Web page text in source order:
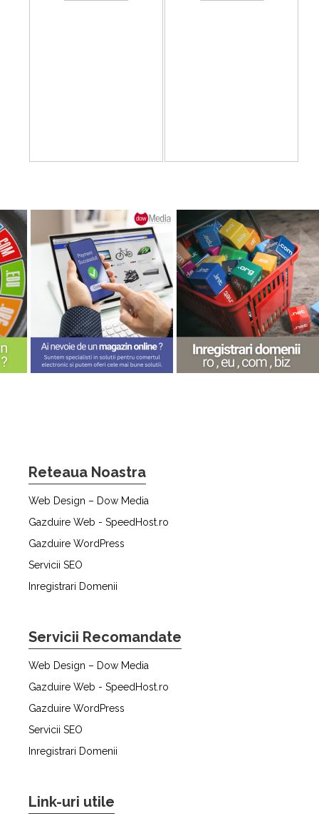
Reteaua Noastra
Web Design – Dow Media
Gazduire Web - SpeedHost.ro
Gazduire WordPress
Servicii SEO
Inregistrari Domenii
Servicii Recomandate
Web Design – Dow Media
Gazduire Web - SpeedHost.ro
Gazduire WordPress
Servicii SEO
Inregistrari Domenii
Link-uri utile